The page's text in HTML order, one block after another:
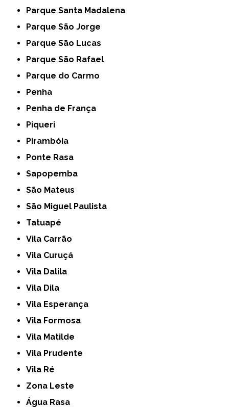
Parque Santa Madalena
Parque São Jorge
Parque São Lucas
Parque São Rafael
Parque do Carmo
Penha
Penha de França
Piqueri
Pirambóia
Ponte Rasa
Sapopemba
São Mateus
São Miguel Paulista
Tatuapé
Vila Carrão
Vila Curuçá
Vila Dalila
Vila Dila
Vila Esperança
Vila Formosa
Vila Matilde
Vila Prudente
Vila Ré
Zona Leste
Água Rasa